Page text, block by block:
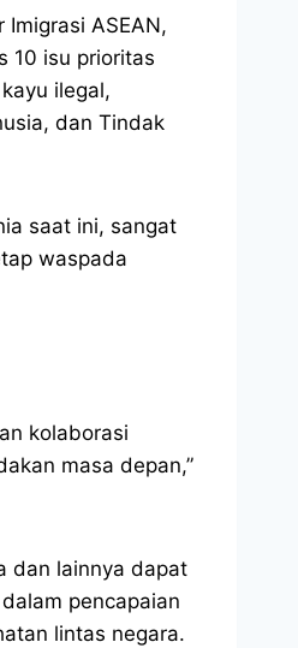
ASEAN,
10 isu prioritas
ilegal,
dan Tindak
saat ini, sangat
waspada
kolaborasi
masa depan,”
dan lainnya dapat
pencapaian
lintas negara.